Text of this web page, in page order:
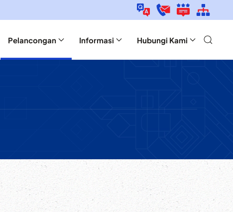
Pelancongan Informasi Hubungi Kami